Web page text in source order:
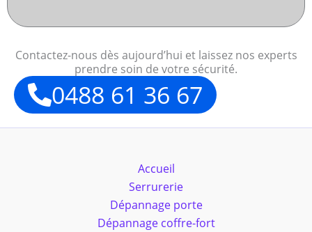
Contactez-nous dès aujourd’hui et laissez nos experts
prendre soin de votre sécurité.
0488 61 36 67
Accueil
Serrurerie
Dépannage porte
Dépannage coffre-fort